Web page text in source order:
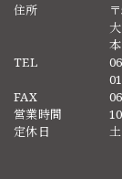
住所
TEL
FAX
営業時間
定休日